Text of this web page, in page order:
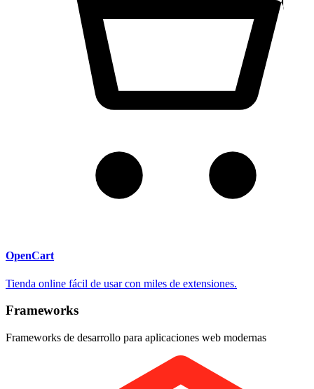
OpenCart
Tienda online fácil de usar con miles de extensiones.
Frameworks
Frameworks de desarrollo para aplicaciones web modernas